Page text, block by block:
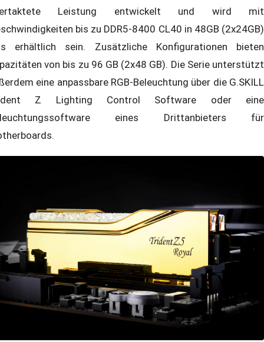
Leistung entwickelt und wird mit
bis zu DDR5-8400 CL40 in 48GB (2x24GB)
erhältlich sein. Zusätzliche Konfigurationen bieten
von bis zu 96 GB (2x48 GB). Die Serie unterstützt
eine anpassbare RGB-Beleuchtung über die G.SKILL
Z Lighting Control Software oder eine
eines Drittanbieters für